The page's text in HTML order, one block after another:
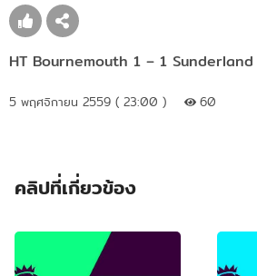
HT Bournemouth 1 – 1 Sunderland
5 พฤศจิกายน 2559 ( 23:00 ) 60
คลิปที่เกี่ยวข้อง